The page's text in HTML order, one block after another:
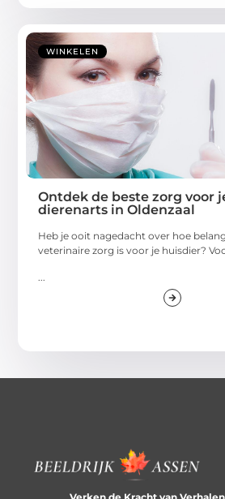
WINKELEN
Ontdek de beste zorg voor
dierenarts in Oldenzaal
Heb je ooit nagedacht over hoe
veterinaire zorg is voor je huisdier?